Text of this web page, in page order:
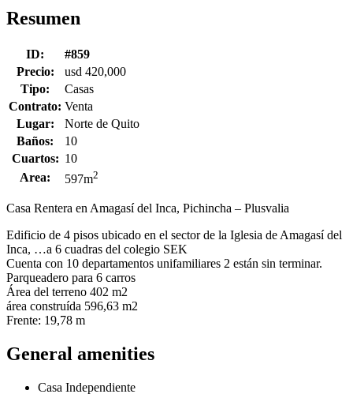
Resumen
ID:
#859
Precio:
usd 420,000
Tipo:
Casas
Contrato: Venta
Lugar:
Norte de Quito
Baños:
10
Cuartos: 10
Area:
597m2
Casa Rentera en Amagasí del Inca, Pichincha – Plusvalia
Edificio de 4 pisos ubicado en el sector de la Iglesia de Amagasí del
Inca, …a 6 cuadras del colegio SEK
Cuenta con 10 departamentos unifamiliares 2 están sin terminar.
Parqueadero para 6 carros
Área del terreno 402 m2
área construída 596,63 m2
Frente: 19,78 m
General amenities
Casa Independiente